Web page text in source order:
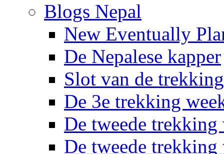
Blogs Nepal
New Eventually
De Nepalese kapper
Slot van de trekking
De 3e trekking
De tweede trekking
De tweede trekking